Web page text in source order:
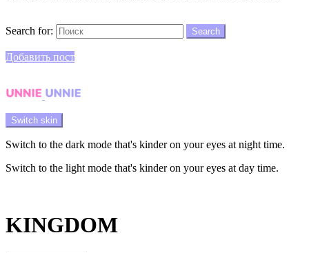
Search for:
Search
Добавить пост
Switch skin
Switch to the dark mode that's kinder on your eyes at night time.
Switch to the light mode that's kinder on your eyes at day time.
KINGDOM